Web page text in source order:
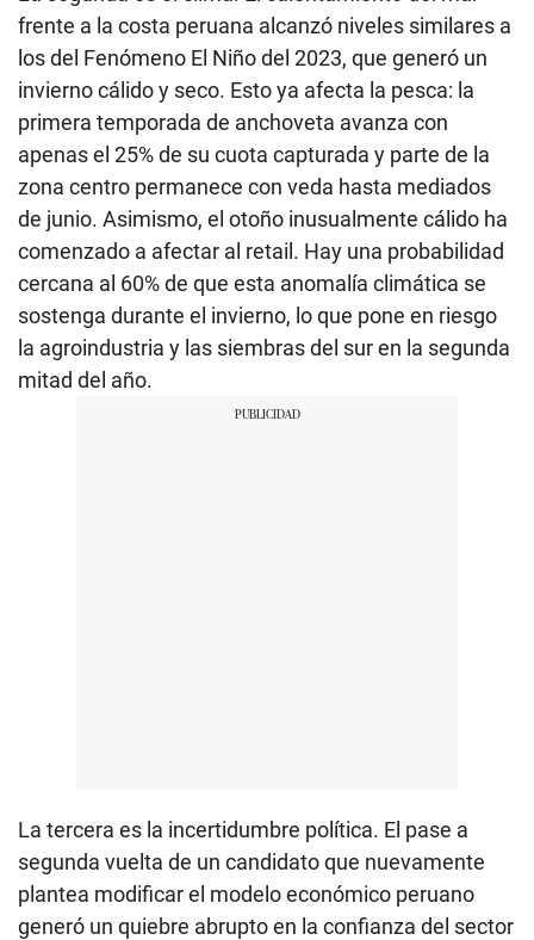
frente a la costa peruana alcanzó niveles similares a
los del Fenómeno El Niño del 2023, que generó un
invierno cálido y seco. Esto ya afecta la pesca: la
primera temporada de anchoveta avanza con
apenas el 25% de su cuota capturada y parte de la
zona centro permanece con veda hasta mediados
de junio. Asimismo, el otoño inusualmente cálido ha
comenzado a afectar al retail. Hay una probabilidad
cercana al 60% de que esta anomalía climática se
sostenga durante el invierno, lo que pone en riesgo
la agroindustria y las siembras del sur en la segunda
mitad del año.
La tercera es la incertidumbre política. El pase a
segunda vuelta de un candidato que nuevamente
plantea modificar el modelo económico peruano
generó un quiebre abrupto en la confianza del sector